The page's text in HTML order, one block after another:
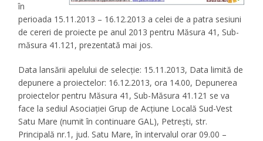
în
perioada 15.11.2013 – 16.12.2013 a celei de a patra sesiuni
de cereri de proiecte pe anul 2013 pentru Măsura 41, Sub-
măsura 41.121, prezentată mai jos.
Data lansării apelului de selecție: 15.11.2013, Data limită de
depunere a proiectelor: 16.12.2013, ora 14.00, Depunerea
proiectelor pentru Măsura 41, Sub-Măsura 41.121 se va
face la sediul Asociației Grup de Acțiune Locală Sud-Vest
Satu Mare (numit în continuare GAL), Petrești, str.
Principală nr.1, jud. Satu Mare, în intervalul orar 09.00 –